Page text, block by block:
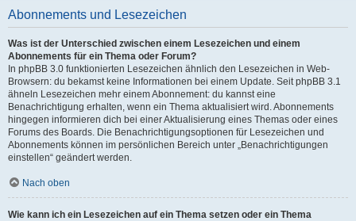
Abonnements und Lesezeichen
Was ist der Unterschied zwischen einem Lesezeichen und einem
Abonnements für ein Thema oder Forum?
In phpBB 3.0 funktionierten Lesezeichen ähnlich den Lesezeichen in Web-
Browsern: du bekamst keine Informationen bei einem Update. Seit phpBB 3.1
ähneln Lesezeichen mehr einem Abonnement: du kannst eine
Benachrichtigung erhalten, wenn ein Thema aktualisiert wird. Abonnements
hingegen informieren dich bei einer Aktualisierung eines Themas oder eines
Forums des Boards. Die Benachrichtigungsoptionen für Lesezeichen und
Abonnements können im persönlichen Bereich unter „Benachrichtigungen
einstellen“ geändert werden.
Nach oben
Wie kann ich ein Lesezeichen auf ein Thema setzen oder ein Thema